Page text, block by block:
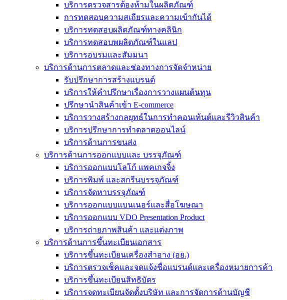
บริการตรวจสารต้องห้ามในผลิตภัณฑ์
การทดสอบความสเถียรและความเข้ากันได้
บริการทดสอบผลิตภัณฑ์ทางคลินิก
บริการทดสอบพผลิตภัณฑ์ในแลป
บริการอบรมและสัมมนา
บริการด้านการตลาดและช่องทางการจัดจำหน่าย
รับปรึกษาการสร้างแบรนด์
บริการให้คำปรึกษาเรื่องการวางแผนต้นทุน
ปรึกษานำสินค้าเข้า E-commerce
บริการวางสร้างกลยุทธ์ในการทำคอนเท้นต์และรีวิวสินค้า
บริการปรึกษาการทำตลาดออนไลน์
บริการด้านการขนส่ง
บริการด้านการออกแบบและ บรรจุภัณฑ์
บริการออกแบบโลโก้ แพคเกจจิ้ง
บริการพิมพ์ และสกรีนบรรจุภัณฑ์
บริการจัดหาบรรจุภัณฑ์
บริการออกแบบแบนเนอร์และสื่อโฆษณา
บริการออกแบบ VDO Presentation Product
บริการถ่ายภาพสินค้า และแต่งภาพ
บริการด้านการขึ้นทะเบียนเอกสาร
บริการขึ้นทะเบียนเครื่องสำอาง (อย.)
บริการตรวจเช็คและจดแจ้งชื่อแบรนด์และเครื่องหมายการค้า
บริการขึ้นทะเบียนสิทธิบัตร
บริการจดทะเบียนจัดตั้งบริษัท และการจัดการด้านบัญชี